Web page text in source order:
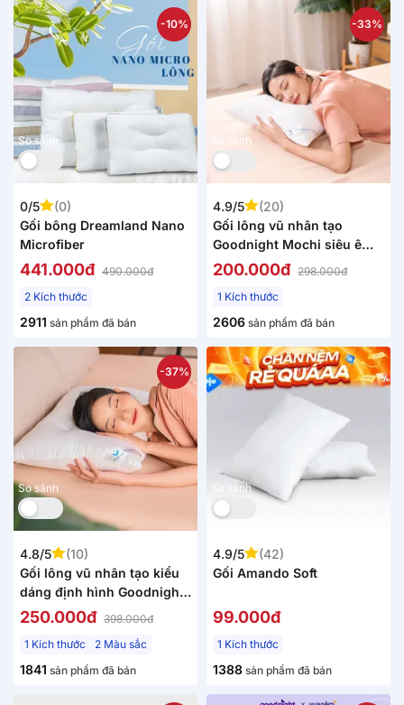
So sánh
-10%
0/5
(0)
Gối bông Dreamland Nano
Microfiber
441.000đ 490.000đ
2 Kích thước
2911 sản phẩm đã bán
So sánh
-33%
4.9/5
(20)
Gối lông vũ nhân tạo
Goodnight Mochi siêu êm
chuẩn khách sạn 5 sao
200.000đ 298.000đ
1 Kích thước
2606 sản phẩm đã bán
So sánh
-37%
4.8/5
(10)
Gối lông vũ nhân tạo kiểu
dáng định hình Goodnight
Mochi
250.000đ 398.000đ
1 Kích thước
2 Màu sắc
1841 sản phẩm đã bán
So sánh
4.9/5
(42)
Gối Amando Soft
99.000đ
1 Kích thước
1388 sản phẩm đã bán